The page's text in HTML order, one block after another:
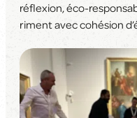
réflexion, éco-
riment avec cohésion